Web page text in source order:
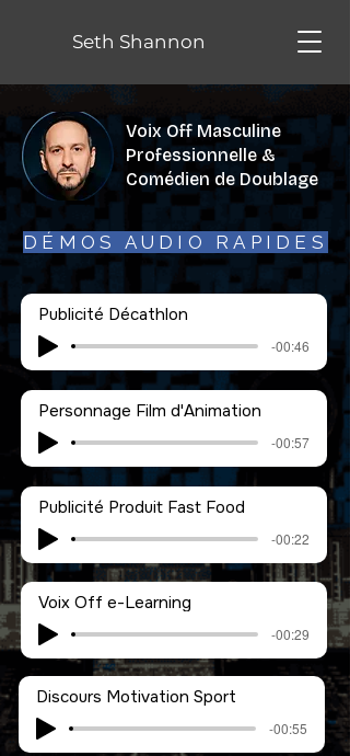
Seth Shannon
Voix Off Masculine
Professionnelle &
Comédien de Doublage
DÉMOS AUDIO RAPIDES
Publicité Décathlon
-00:46
Personnage Film d'Animation
-00:57
Publicité Produit Fast Food
-00:22
Voix Off e-Learning
-00:29
Discours Motivation Sport
-00:55